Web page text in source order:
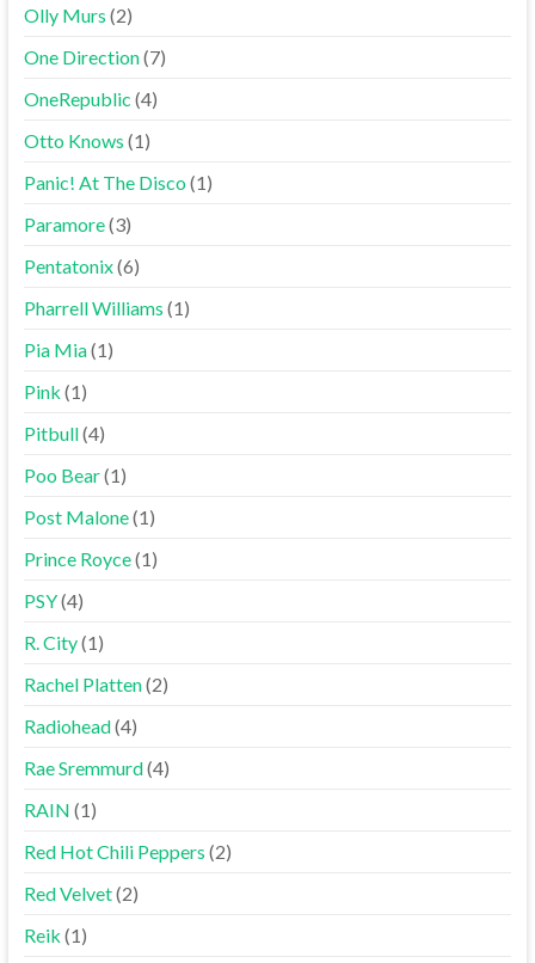
Olly Murs (2)
One Direction(7)
OneRepublic (4)
Otto Knows (1)
Panic! At The Disco(1)
Paramore(3)
Pentatonix(6)
Pharrell Williams (1)
Pia Mia(1)
Pink (1)
Pitbull(4)
Poo Bear(1)
Post Malone(1)
Prince Royce(1)
PSY(4)
R. City(1)
Rachel Platten(2)
Radiohead(4)
Rae Sremmurd(4)
RAIN (1)
Red Hot Chili Peppers (2)
Red Velvet(2)
Reik (1)